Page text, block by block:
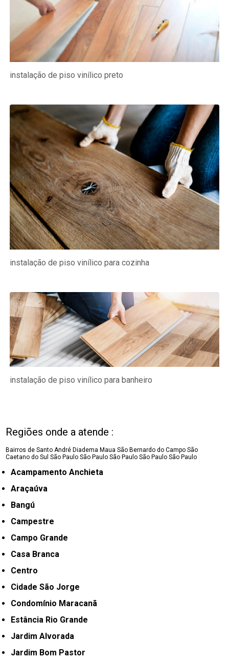
instalação de piso vinílico preto
instalação de piso vinílico para cozinha
instalação de piso vinílico para banheiro
Regiões onde a atende :
Bairros de Santo André Diadema Maua São Bernardo do Campo São
Caetano do SulSão Paulo São Paulo São Paulo São Paulo São Paulo
Acampamento Anchieta
Araçaúva
Bangú
Campestre
Campo Grande
Casa Branca
Centro
Cidade São Jorge
Condomínio Maracanã
Estância Rio Grande
Jardim Alvorada
Jardim Bom Pastor